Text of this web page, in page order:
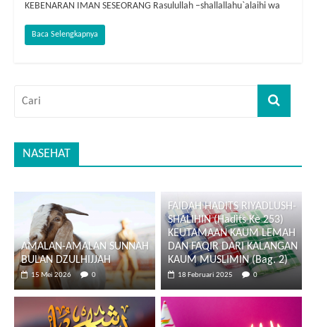
KEBENARAN IMAN SESEORANG Rasulullah –shallallahu`alaihi wa
Baca Selengkapnya
NASEHAT
AMALAN-AMALAN SUNNAH
BULAN DZULHIJJAH
15 Mei 2026 0
FAIDAH HADITS RIYADLUSH-
SHALIHIN (Hadits Ke 253)
KEUTAMAAN KAUM LEMAH
DAN FAQIR DARI KALANGAN
KAUM MUSLIMIN (Bag. 2)
18 Februari 2025 0